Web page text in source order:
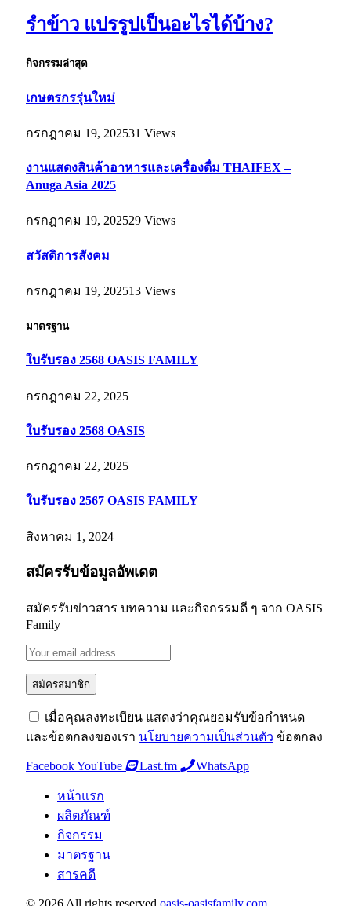
รำข้าว แปรรูปเป็นอะไรได้บ้าง?
กิจกรรมล่าสุด
เกษตรกรรุ่นใหม่
กรกฎาคม 19, 202531 Views
งานแสดงสินค้าอาหารและเครื่องดื่ม THAIFEX –
Anuga Asia 2025
กรกฎาคม 19, 202529 Views
สวัสดิการสังคม
กรกฎาคม 19, 202513 Views
มาตรฐาน
ใบรับรอง 2568 OASIS FAMILY
กรกฎาคม 22, 2025
ใบรับรอง 2568 OASIS
กรกฎาคม 22, 2025
ใบรับรอง 2567 OASIS FAMILY
สิงหาคม 1, 2024
สมัครรับข้อมูลอัพเดต
สมัครรับข่าวสาร บทความ และกิจกรรมดี ๆ จาก OASIS
Family
เมื่อคุณลงทะเบียน แสดงว่าคุณยอมรับข้อกำหนด
และข้อตกลงของเรา นโยบายความเป็นส่วนตัว ข้อตกลง
FacebookYouTube Last.fm WhatsApp
หน้าแรก
ผลิตภัณฑ์
กิจกรรม
มาตรฐาน
สารคดี
© 2026 All rights reserved oasis-oasisfamily.com